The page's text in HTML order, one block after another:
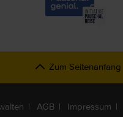
Zum Seitenanfang
AGB Impressum